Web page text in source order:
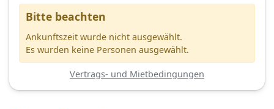
Bitte beachten
Ankunftszeit wurde nicht ausgewählt.
Es wurden keine Personen ausgewählt.
Vertrags- und Mietbedingungen